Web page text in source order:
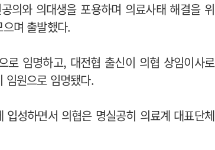
의와 의대생을 포용하며 의료사태 해결을 위
며 출발했다.
로 임명하고, 대전협 출신이 의협 상임이사로
임원으로 임명됐다.
성하면서 의협은 명실공히 의료계 대표단체